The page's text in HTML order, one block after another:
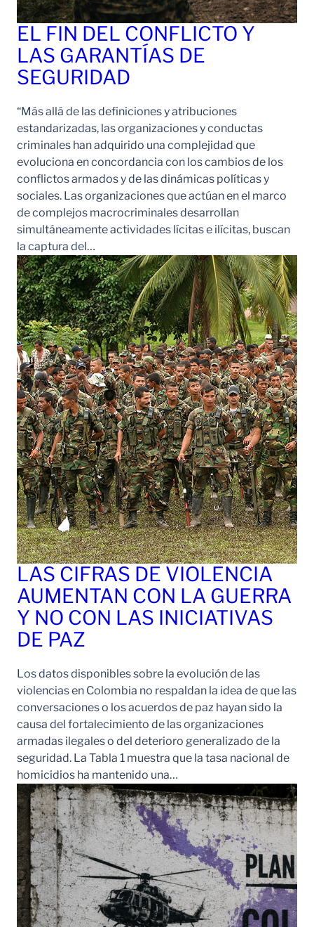
EL FIN DEL CONFLICTO Y
LAS GARANTÍAS DE
SEGURIDAD
“Más allá de las definiciones y atribuciones
estandarizadas, las organizaciones y conductas
criminales han adquirido una complejidad que
evoluciona en concordancia con los cambios de los
conflictos armados y de las dinámicas políticas y
sociales. Las organizaciones que actúan en el marco
de complejos macrocriminales desarrollan
simultáneamente actividades lícitas e ilícitas, buscan
la captura del…
LAS CIFRAS DE VIOLENCIA
AUMENTAN CON LA GUERRA
Y NO CON LAS INICIATIVAS
DE PAZ
Los datos disponibles sobre la evolución de las
violencias en Colombia no respaldan la idea de que las
conversaciones o los acuerdos de paz hayan sido la
causa del fortalecimiento de las organizaciones
armadas ilegales o del deterioro generalizado de la
seguridad. La Tabla 1 muestra que la tasa nacional de
homicidios ha mantenido una…